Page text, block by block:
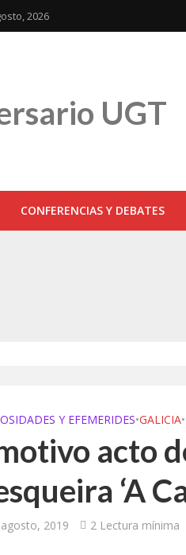
2026
CONFERENCIAS Y DEBATES
Clausurada la exposición
Rivas acoge la
Javier Bueno, el
Y EFEMERIDES•GALICIA•
acto
‘A
2019 2 Lectura mínima